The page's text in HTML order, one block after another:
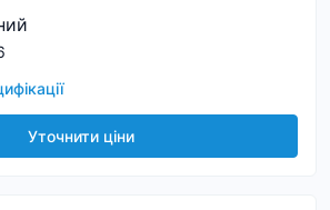
Уточнити ціни